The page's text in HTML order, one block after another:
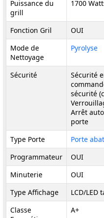
Puissance du
grill
1700
Fonction Gril
OUI
Mode de
Nettoyage
Pyrolyse
Sécurité
Sécurité
sécurité
Arrêt
porte
Type Porte
Porte
Programmateur
OUI
Minuterie
OUI
Type Affichage
LCD/LED
Classe
A+